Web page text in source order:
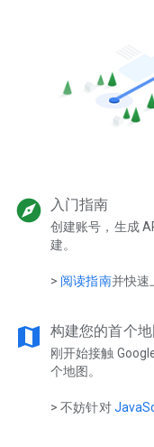
explore 入门指南
创建账号，生成
建。
> 阅读指南并快速
map 构建您的首个
刚开始接触
个地图。
> 不妨针对